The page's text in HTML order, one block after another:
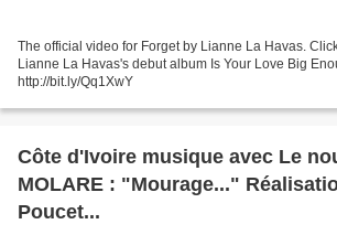
The official video for Forget by Lianne La Havas.
Lianne La Havas's debut album Is Your Love Big
http://bit.ly/Qq1XwY
Côte d'Ivoire musique avec Le
MOLARE : "Mourage..."
Poucet...